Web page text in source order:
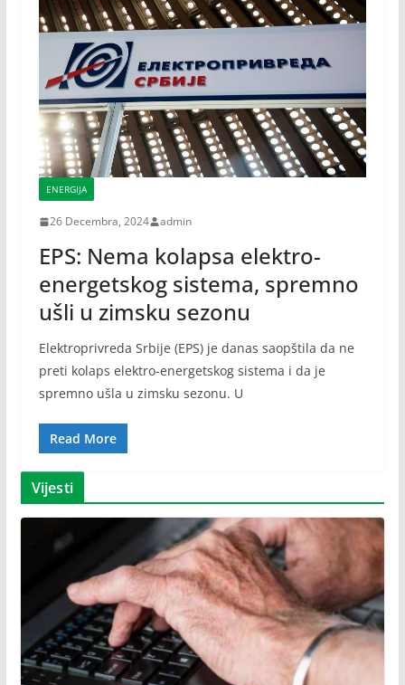
ENERGIJA
26 Decembra, 2024 admin
EPS: Nema kolapsa elektro-
energetskog sistema, spremno
ušli u zimsku sezonu
Elektroprivreda Srbije (EPS) je danas saopštila da ne
preti kolaps elektro-energetskog sistema i da je
spremno ušla u zimsku sezonu. U
Read More
Vijesti